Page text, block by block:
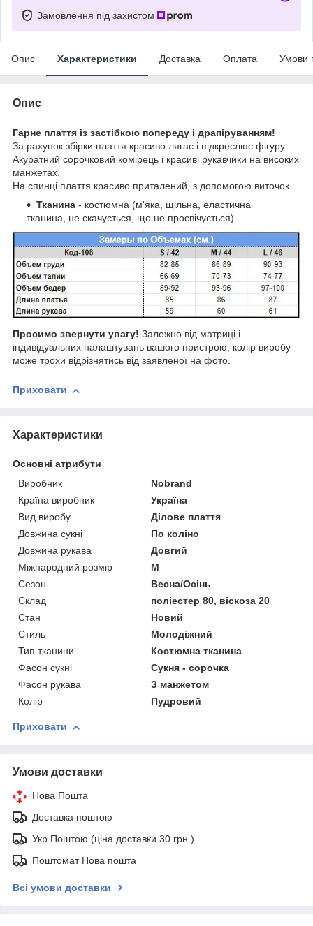
Замовлення під захистом
Опис Характеристики Доставка Оплата Умови
Опис
Гарне плаття із застібкою попереду і драпіруванням!
За рахунок збірки плаття красиво лягає і підкреслює фігуру.
Акуратний сорочковий комірець і красиві рукавчики на високих
манжетах.
На спинці плаття красиво приталений, з допомогою виточок.
Тканина - костюмна (м'яка, щільна, еластична
тканина, не скачується, що не просвічується)
Просимо звернути увагу! Залежно від матриці і
індивідуальних налаштувань вашого пристрою, колір виробу
може трохи відрізнятись від заявленої на фото.
Приховати
Характеристики
Основні атрибути
Виробник
Nobrand
Країна виробник
Україна
Вид виробу
Ділове плаття
Довжина сукні
По коліно
Довжина рукава
Довгий
Міжнародний розмір
M
Сезон
Весна/Осінь
Склад
поліестер 80, віскоза 20
Стан
Новий
Стиль
Молодіжний
Тип тканини
Костюмна тканина
Фасон сукні
Сукня - сорочка
Фасон рукава
З манжетом
Колір
Пудровий
Приховати
Умови доставки
Нова Пошта
Доставка поштою
Укр Поштою (ціна доставки 30 грн.)
Поштомат Нова пошта
Всі умови доставки